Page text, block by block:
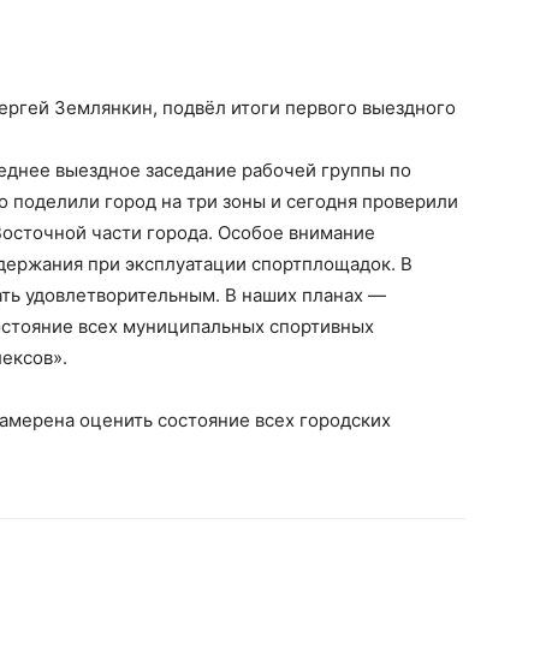
Землянкин, подвёл итоги первого выездного
выездное заседание рабочей группы по
город на три зоны и сегодня проверили
части города. Особое внимание
при эксплуатации спортплощадок. В
удовлетворительным. В наших планах —
всех муниципальных спортивных
оценить состояние всех городских